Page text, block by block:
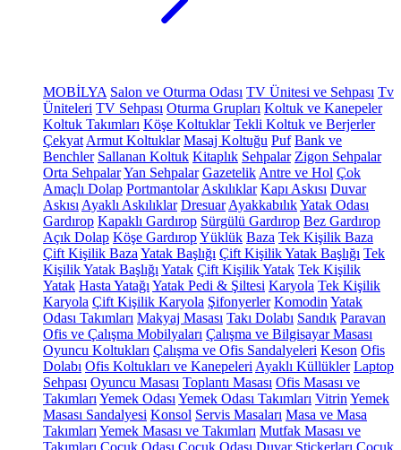
MOBİLYA Salon ve Oturma Odası TV Ünitesi ve Sehpası Tv
Üniteleri TV Sehpası Oturma Grupları Koltuk ve Kanepeler
Koltuk Takımları Köşe Koltuklar Tekli Koltuk ve Berjerler
Çekyat Armut Koltuklar Masaj Koltuğu Puf Bank ve
Benchler Sallanan Koltuk Kitaplık Sehpalar Zigon Sehpalar
Orta SehpalarYan Sehpalar Gazetelik Antre ve Hol Çok
Amaçlı Dolap Portmantolar Askılıklar Kapı Askısı Duvar
Askısı Ayaklı Askılıklar Dresuar AyakkabılıkYatak Odası
Gardırop Kapaklı Gardırop Sürgülü Gardırop Bez Gardırop
Açık Dolap Köşe GardıropYüklük Baza Tek Kişilik Baza
Çift Kişilik Baza Yatak Başlığı Çift Kişilik Yatak Başlığı Tek
Kişilik Yatak Başlığı Yatak Çift Kişilik Yatak Tek Kişilik
Yatak Hasta Yatağı Yatak Pedi & Şiltesi Karyola Tek Kişilik
Karyola Çift Kişilik Karyola Şifonyerler Komodin Yatak
Odası Takımları Makyaj Masası Takı Dolabı Sandık Paravan
Ofis ve Çalışma Mobilyaları Çalışma ve Bilgisayar Masası
Oyuncu Koltukları Çalışma ve Ofis Sandalyeleri Keson Ofis
Dolabı Ofis Koltukları ve Kanepeleri Ayaklı Küllükler Laptop
Sehpası Oyuncu Masası Toplantı Masası Ofis Masası ve
Takımları Yemek Odası Yemek Odası Takımları Vitrin Yemek
Masası Sandalyesi Konsol Servis Masaları Masa ve Masa
Takımları Yemek Masası ve Takımları Mutfak Masası ve
Takımları Çocuk Odası Çocuk Odası Duvar Stickerları Çocuk